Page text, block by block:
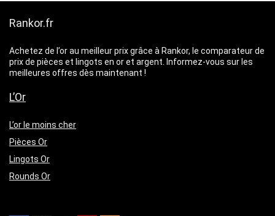
Rankor.fr
Achetez de l’or au meilleur prix grâce à Rankor, le comparateur de
prix de pièces et lingots en or et argent. Informez-vous sur les
meilleures offres dès maintenant !
L’Or
L’or le moins cher
Pièces Or
Lingots Or
Rounds Or